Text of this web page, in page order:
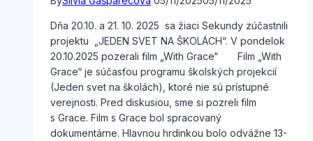
Dňa 20.10. a 21. 10. 2025 sa žiaci Sekundy zúčastnili
projektu „JEDEN SVET NA ŠKOLÁCH“. V pondelok
20.10.2025 pozerali film „With Grace“ Film „With
Grace“ je súčasťou programu školských projekcií
(Jeden svet na školách), ktoré nie sú prístupné
verejnosti. Pred diskusiou, sme si pozreli film
s Grace. Film s Grace bol spracovaný
dokumentárne. Hlavnou hrdinkou bolo odvážne 13-